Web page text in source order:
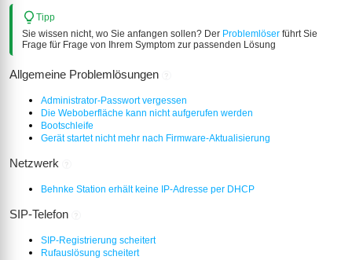
Tipp
Sie wissen nicht, wo Sie anfangen sollen? Der Problemlöser führt Sie
Frage für Frage von Ihrem Symptom zur passenden Lösung
Allgemeine Problemlösungen
Administrator-Passwort vergessen
Die Weboberfläche kann nicht aufgerufen werden
Bootschleife
Gerät startet nicht mehr nach Firmware-Aktualisierung
Netzwerk
Behnke Station erhält keine IP-Adresse per DHCP
SIP-Telefon
SIP-Registrierung scheitert
Rufauslösung scheitert